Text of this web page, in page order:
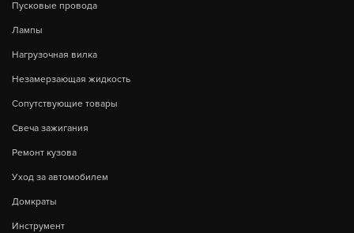
Пусковые провода
Лампы
Нагрузочная вилка
Незамерзающая жидкость
Сопутствующие товары
Свеча зажигания
Ремонт кузова
Уход за автомобилем
Домкраты
Инструмент